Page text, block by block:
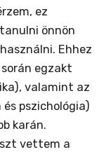
ez
önnön
Ehhez
egzakt
valamint az
pszichológia)
karán.
vettem a